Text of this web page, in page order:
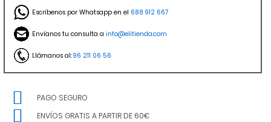
Escríbenos por Whatsapp en el 688 912 667
Envíanos tu consulta a info@elitienda.com
Llámanos al: 96 211 06 56
PAGO SEGURO
ENVÍOS GRATIS A PARTIR DE 60€